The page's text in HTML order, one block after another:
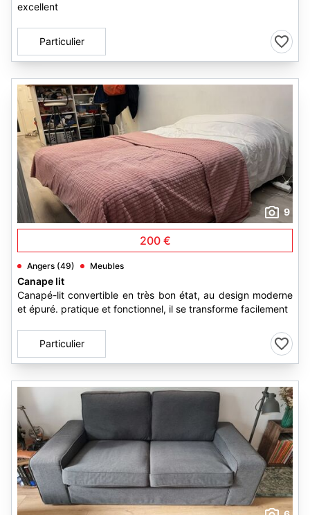
excellent
Particulier
9
200 €
Angers (49) Meubles
Canape lit
Canapé-lit convertible en très bon état, au design moderne
et épuré. pratique et fonctionnel, il se transforme facilement
Particulier